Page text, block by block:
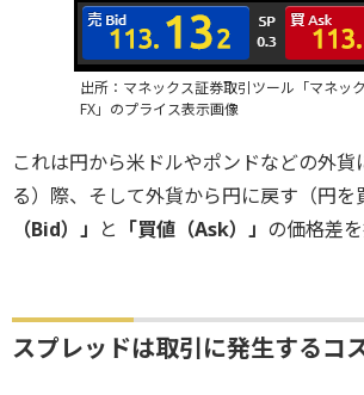
出所：マネックス証券取引ツール「マネッ
FX」のプライス表示画像
これは円から米ドルやポンドなどの外
る）際、そして外貨から円に戻す（円を
（Bid）」 と 「買値（Ask）」 の価格差を
スプレッドは取引に発生するコ